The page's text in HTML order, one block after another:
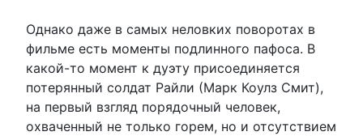
Однако даже в самых неловких поворотах в
фильме есть моменты подлинного пафоса. В
какой-то момент к дуэту присоединяется
потерянный солдат Райли (Марк Коулз Смит),
на первый взгляд порядочный человек,
охваченный не только горем, но и отсутствием